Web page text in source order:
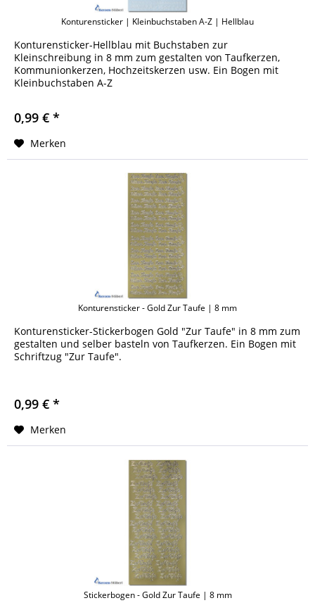
Konturensticker | Kleinbuchstaben A-Z | Hellblau
Konturensticker-Hellblau mit Buchstaben zur
Kleinschreibung in 8 mm zum gestalten von Taufkerzen,
Kommunionkerzen, Hochzeitskerzen usw. Ein Bogen mit
Kleinbuchstaben A-Z
0,99 € *
Merken
Konturensticker - Gold Zur Taufe | 8 mm
Konturensticker-Stickerbogen Gold "Zur Taufe" in 8 mm zum
gestalten und selber basteln von Taufkerzen. Ein Bogen mit
Schriftzug "Zur Taufe".
0,99 € *
Merken
Stickerbogen - Gold Zur Taufe | 8 mm